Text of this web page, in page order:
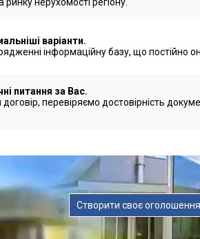
варіанти.
інформаційну базу, що постійно
питання за Вас.
перевіряємо достовірність
Створити своє оголошення